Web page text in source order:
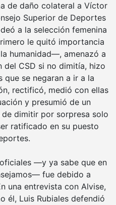
de daño colateral a Víctor
Superior de Deportes
a la selección femenina
le quitó importancia
humanidad—, amenazó a
del CSD si no dimitía, hizo
se negaran a ir a la
rectificó, medió con ellas
y presumió de un
dimitir por sorpresa solo
ratificado en su puesto
—y ya sabe que en
fue debido a
una entrevista con Alvise,
él, Luis Rubiales defendió